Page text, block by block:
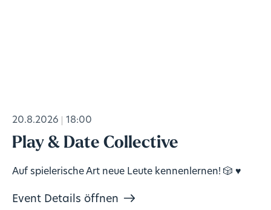
20.8.2026 18:00
Play & Date Collective
Auf spielerische Art neue Leute kennenlernen! 🎲 ♥️
Event Details öffnen